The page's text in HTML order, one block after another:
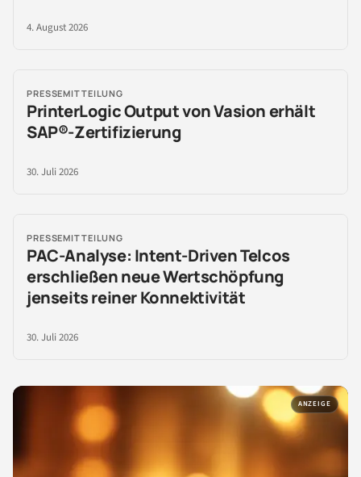
4. August 2026
PRESSEMITTEILUNG
PrinterLogic Output von Vasion erhält
SAP®-Zertifizierung
30. Juli 2026
PRESSEMITTEILUNG
PAC-Analyse: Intent-Driven Telcos
erschließen neue Wertschöpfung
jenseits reiner Konnektivität
30. Juli 2026
ANZEIGE